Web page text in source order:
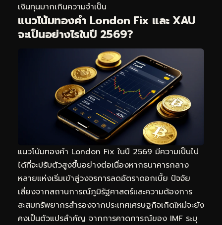
เงินทุนมากเกินความจำเป็น
แนวโน้มทองคำ London Fix และ XAU
จะเป็นอย่างไรในปี 2569?
แนวโน้มทองคำ London Fix ในปี 2569 มีความเป็นไป
ได้ที่จะปรับตัวสูงขึ้นอย่างต่อเนื่องหากธนาคารกลาง
หลายแห่งเริ่มเข้าสู่วงจรการลดอัตราดอกเบี้ย ปัจจัย
เสี่ยงจากสถานการณ์ภูมิรัฐศาสตร์และความต้องการ
สะสมทรัพยากรสำรองจากประเทศเศรษฐกิจเกิดใหม่จะยัง
คงเป็นตัวแปรสำคัญ จากการคาดการณ์ของ IMF ระบุ